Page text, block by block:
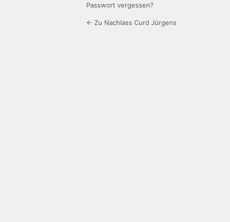
Passwort vergessen?
← Zu Nachlass Curd Jürgens